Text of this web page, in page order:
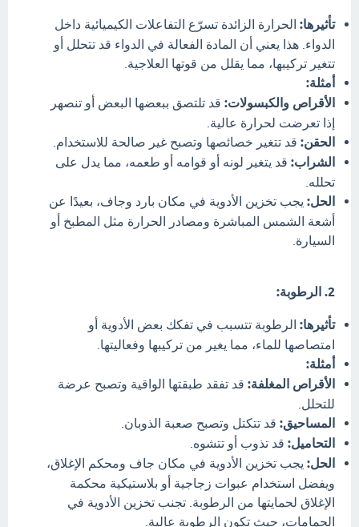
تأثيرها: الحرارة الزائدة تسرّع التفاعلات الكيميائية داخل
الدواء. هذا يعني أن المادة الفعالة في الدواء قد تتحلل أو
تتغير تركيبها، مما يقلل من قوتها العلاجية.
أمثلة:
الأقراص والكبسولات: قد تلتصق ببعضها البعض أو تنصهر
إذا تعرضت لحرارة عالية.
الحقن: قد تتغير خصائصها وتصبح غير صالحة للاستخدام.
الشراب: قد يتغير لونه أو قوامه أو طعمه، مما يدل على
تحلله.
الحل: يجب تخزين الأدوية في مكان بارد وجاف، بعيدًا عن
أشعة الشمس المباشرة ومصادر الحرارة مثل المطبخ أو
السيارة.
2. الرطوبة:
تأثيرها: الرطوبة تتسبب في تفكك بعض الأدوية أو
امتصاصها للماء، مما يغير من تركيبها وفعاليتها.
أمثلة:
الأقراص المغلفة: قد تفقد طبقتها الواقية وتصبح عرضة
للتحلل.
المساحيق: قد تتكتل وتصبح صعبة الذوبان.
التحاميل: قد تذوب أو تتشوه.
الحل: يجب تخزين الأدوية في مكان جاف ومحكم الإغلاق،
ويفضل استخدام عبوات زجاجية أو بلاستيكية محكمة
الإغلاق لحمايتها من الرطوبة. تجنب تخزين الأدوية في
الحمامات، حيث تكون الرطوبة عالية.